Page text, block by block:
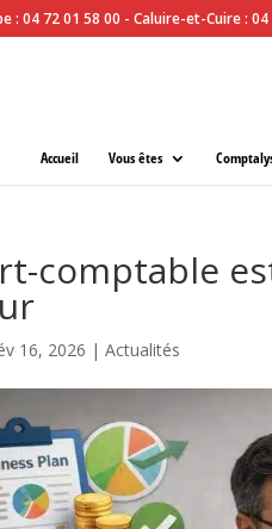
: 04 72 01 58 00 - Caluire-et-Cuire :
Accueil Vous êtes
comptable
16, 2026 |Actualités